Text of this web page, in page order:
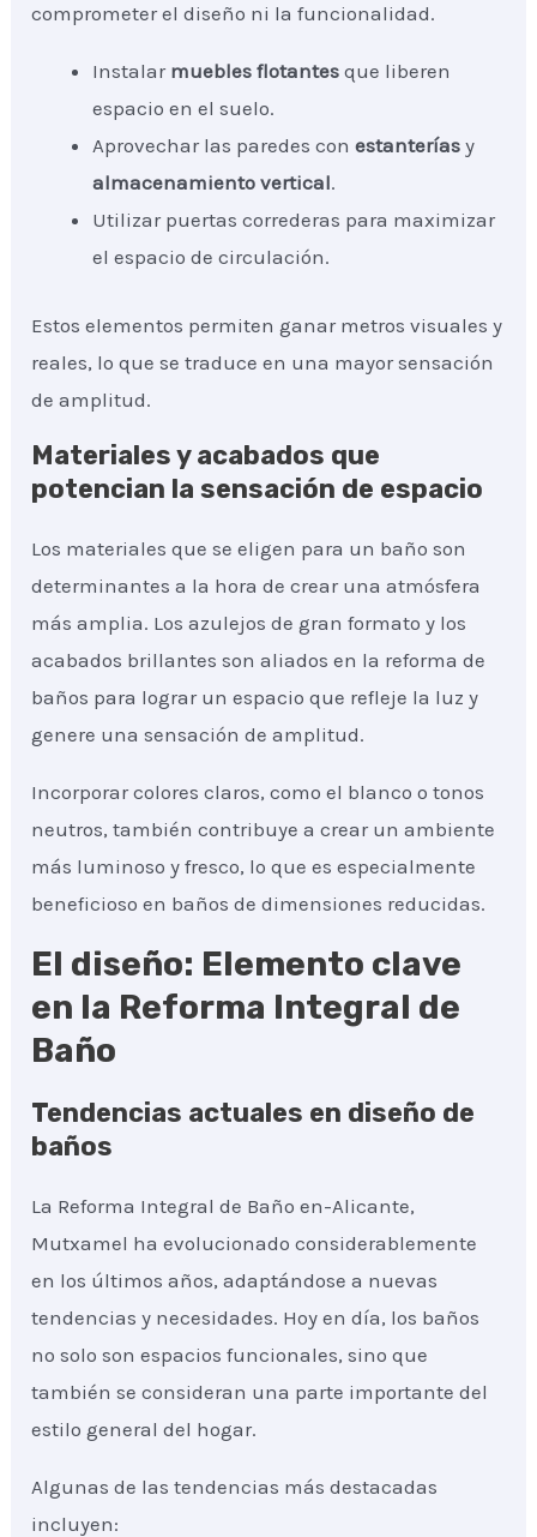
comprometer el diseño ni la funcionalidad.
Instalar muebles flotantes que liberen
espacio en el suelo.
Aprovechar las paredes conestanterías y
almacenamiento vertical.
Utilizar puertas correderas para maximizar
el espacio de circulación.
Estos elementos permiten ganar metros visuales y
reales, lo que se traduce en una mayor sensación
de amplitud.
Materiales y acabados que
potencian la sensación de espacio
Los materiales que se eligen para un baño son
determinantes a la hora de crear una atmósfera
más amplia. Los azulejos de gran formato y los
acabados brillantes son aliados en la reforma de
baños para lograr un espacio que refleje la luz y
genere una sensación de amplitud.
Incorporar colores claros, como el blanco o tonos
neutros, también contribuye a crear un ambiente
más luminoso y fresco, lo que es especialmente
beneficioso en baños de dimensiones reducidas.
El diseño: Elemento clave
en la Reforma Integral de
Baño
Tendencias actuales en diseño de
baños
La Reforma Integral de Baño en-Alicante,
Mutxamel ha evolucionado considerablemente
en los últimos años, adaptándose a nuevas
tendencias y necesidades. Hoy en día, los baños
no solo son espacios funcionales, sino que
también se consideran una parte importante del
estilo general del hogar.
Algunas de las tendencias más destacadas
incluyen: